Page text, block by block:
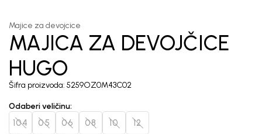
Majice za devojcice
MAJICA ZA DEVOJČICE
HUGO
Šifra proizvoda: 5259OZ0M43C02
Odaberi veličinu:
104 05 06 08 10 12